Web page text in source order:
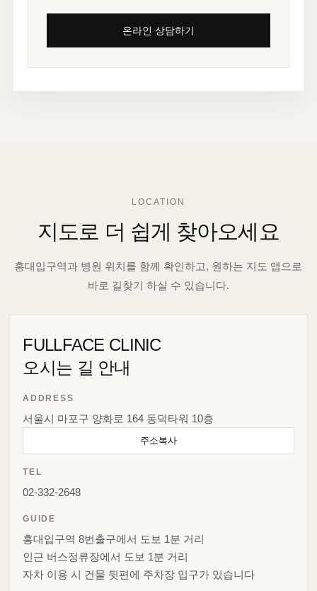
온라인 상담하기
LOCATION
지도로 더 쉽게 찾아오세요
홍대입구역과 병원 위치를 함께 확인하고, 원하는 지도 앱으로
바로 길찾기 하실 수 있습니다.
FULLFACE CLINIC
오시는 길 안내
ADDRESS
서울시 마포구 양화로 164 동덕타워 10층
주소복사
TEL
02-332-2648
GUIDE
홍대입구역 8번출구에서 도보 1분 거리
인근 버스정류장에서 도보 1분 거리
자차 이용 시 건물 뒷편에 주차장 입구가 있습니다